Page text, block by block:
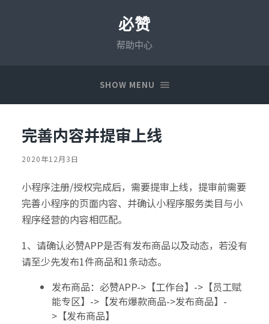
必赞
帮助中心
SHOW MENU
完善内容并提审上线
2020年12月3日
小程序注册/授权完成后，需要提审上线，提审前需要
完善小程序的页面内容、并确认小程序服务类目与小
程序经营的内容相匹配。
1、请确认必赞APP是否有发布商品以及动态，若没有
请至少先发布1件商品和1条动态。
发布商品：必赞APP->【工作台】->【员工赋
能专区】->【发布爆款商品->发布商品】-
>【发布商品】